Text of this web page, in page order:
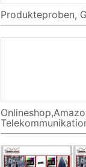
Produkteproben,